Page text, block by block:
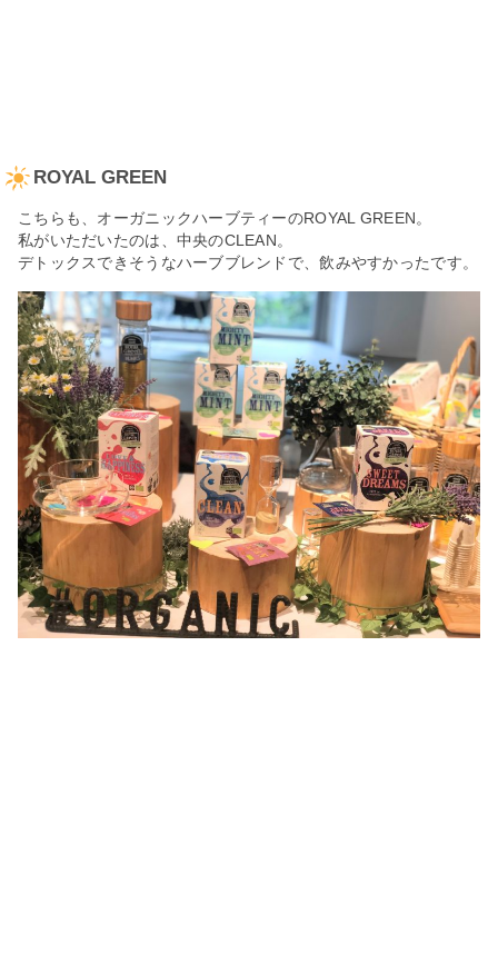
ROYAL GREEN
こちらも、オーガニックハーブティーのROYAL GREEN。
私がいただいたのは、中央のCLEAN。
デトックスできそうなハーブブレンドで、飲みやすかったです。